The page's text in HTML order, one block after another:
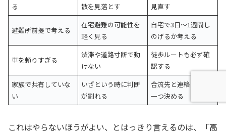
る
散を見落とす
見直す
避難所前提で考える
在宅避難の可能性を
軽く見る
自宅で3日〜1週間し
のげるか考える
車を頼りすぎる
渋滞や道路寸断で動
けない
徒歩ルートも必ず確
認する
家族で共有していな
い
いざという時に判断
が割れる
合流先と連絡方法を
一つ決める
これはやらないほうがよい、とはっきり言えるのは、「高